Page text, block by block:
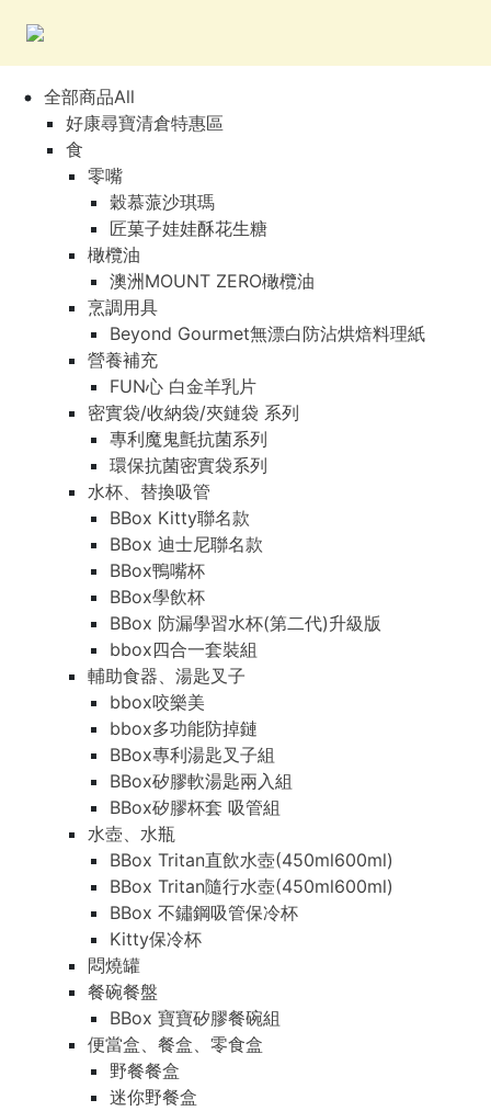
全部商品All
好康尋寶清倉特惠區
食
零嘴
穀慕蒎沙琪瑪
匠菓子娃娃酥花生糖
橄欖油
澳洲MOUNT ZERO橄欖油
烹調用具
Beyond Gourmet無漂白防沾烘焙料理紙
營養補充
FUN心 白金羊乳片
密實袋/收納袋/夾鏈袋 系列
專利魔鬼氈抗菌系列
環保抗菌密實袋系列
水杯、替換吸管
BBox Kitty聯名款
BBox 迪士尼聯名款
BBox鴨嘴杯
BBox學飲杯
BBox 防漏學習水杯(第二代)升級版
bbox四合一套裝組
輔助食器、湯匙叉子
bbox咬樂美
bbox多功能防掉鏈
BBox專利湯匙叉子組
BBox矽膠軟湯匙兩入組
BBox矽膠杯套 吸管組
水壺、水瓶
BBox Tritan直飲水壺(450ml600ml)
BBox Tritan隨行水壺(450ml600ml)
BBox 不鏽鋼吸管保冷杯
Kitty保冷杯
悶燒罐
餐碗餐盤
BBox 寶寶矽膠餐碗組
便當盒、餐盒、零食盒
野餐餐盒
迷你野餐盒